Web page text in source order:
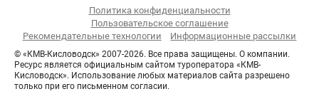
Политика конфиденциальности
Пользовательское соглашение
Рекомендательные технологии
Информационные рассылки
© «КМВ-Кисловодск» 2007-2026. Все права защищены. О компании.
Ресурс является официальным сайтом туроператора «КМВ-
Кисловодск». Использование любых материалов сайта разрешено
только при его письменном согласии.